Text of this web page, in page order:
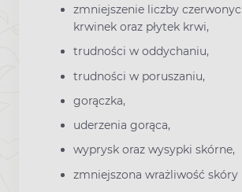
zmniejszenie liczby
krwinek oraz płytek krwi,
trudności w oddychaniu,
trudności w poruszaniu,
gorączka,
uderzenia gorąca,
wyprysk oraz wysypki skórne,
zmniejszona wrażliwość skóry